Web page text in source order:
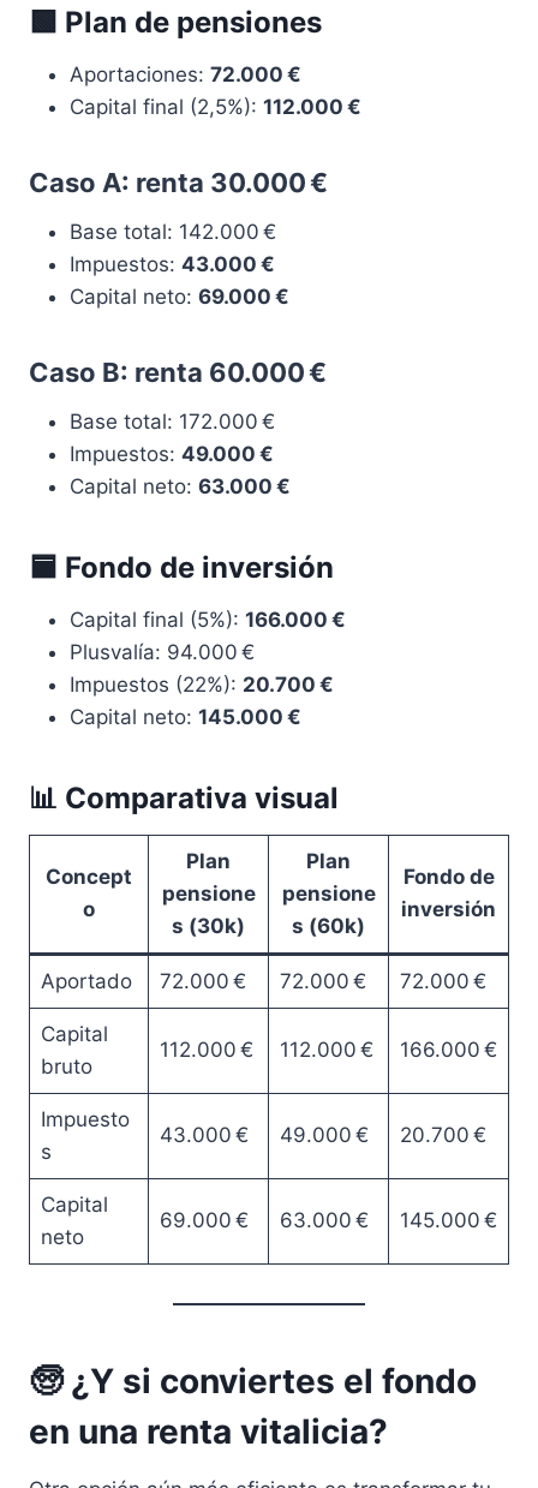
🟩 Plan de pensiones
Aportaciones: 72.000 €
Capital final (2,5%): 112.000 €
Caso A: renta 30.000 €
Base total: 142.000 €
Impuestos: 43.000 €
Capital neto: 69.000 €
Caso B: renta 60.000 €
Base total: 172.000 €
Impuestos: 49.000 €
Capital neto: 63.000 €
🟦 Fondo de inversión
Capital final (5%): 166.000 €
Plusvalía: 94.000 €
Impuestos (22%): 20.700 €
Capital neto: 145.000 €
📊 Comparativa visual
Concept
o
Plan
pensione
s (30k)
Plan
pensione
s (60k)
Fondo de
inversión
Aportado 72.000 € 72.000 € 72.000 €
Capital
bruto
112.000 € 112.000 € 166.000 €
Impuesto
s
43.000 € 49.000 € 20.700 €
Capital
neto
69.000 € 63.000 € 145.000 €
🧓 ¿Y si conviertes el fondo
en una renta vitalicia?